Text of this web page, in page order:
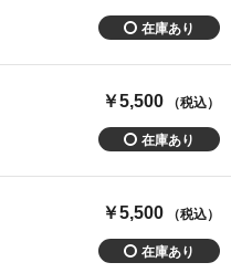
￥5,500 （税込）
￥5,500 （税込）